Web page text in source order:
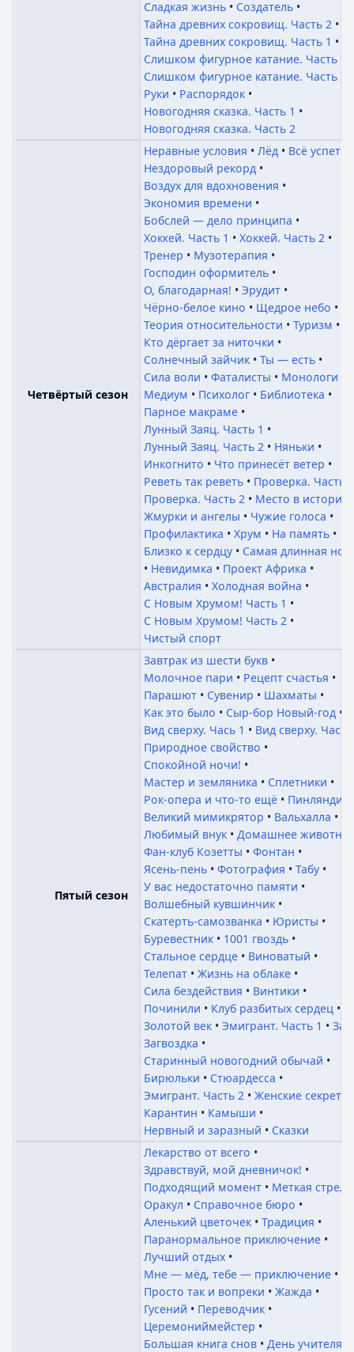
Сладкая жизнь
Создатель
Тайна древних сокровищ. Часть 2
Тайна древних сокровищ. Часть 1
Слишком фигурное катание. Часть 1
Слишком фигурное катание. Часть 2
Руки
Распорядок
Новогодняя сказка. Часть 1
Новогодняя сказка. Часть 2
Четвёртый сезон
Неравные условия Лёд
Всё успеть
Нездоровый рекорд
Воздух для вдохновения
Экономия времени
Бобслей — дело принципа
Хоккей. Часть 1
Хоккей. Часть 2
Тренер
Музотерапия
Господин оформитель
О, благодарная!
Эрудит
Чёрно-белое кино
Щедрое небо
Теория относительности
Туризм
Кто дёргает за ниточки
Солнечный зайчик
Ты — есть
Сила воли
Фаталисты
Монологи
Медиум
Психолог
Библиотека
Парное макраме
Лунный Заяц. Часть 1
Лунный Заяц. Часть 2
Няньки
Инкогнито
Что принесёт ветер
Реветь так реветь
Проверка. Часть 1
Проверка. Часть 2
Место в истории
Жмурки и ангелы
Чужие голоса
Профилактика
Хрум
На память
Близко к сердцу
Самая длинная
Невидимка
Проект Африка
Австралия
Холодная война
С Новым Хрумом! Часть 1
С Новым Хрумом! Часть 2
Чистый спорт
Пятый сезон
Завтрак из шести букв
Молочное пари
Рецепт счастья
Парашют
Сувенир
Шахматы
Как это было
Сыр-бор Новый-год
Вид сверху. Чась 1
Вид сверху. Чась
Природное свойство
Спокойной ночи!
Мастер и земляника
Сплетники
Рок-опера и что-то ещё
Пинляндия
Великий мимикрятор
Вальхалла
Любимый внук
Домашнее
Фан-клуб Козетты
Фонтан
Ясень-пень
Фотография
Табу
У вас недостаточно памяти
Волшебный кувшинчик
Скатерть-самозванка
Юристы
Буревестник
1001 гвоздь
Стальное сердце
Виноватый
Телепат
Жизнь на облаке
Сила бездействия
Винтики
Починили
Клуб разбитых сердец
Золотой век
Эмигрант. Часть 1
Заг
Загвоздка
Старинный новогодний обычай
Бирюльки
Стюардесса
Эмигрант. Часть 2
Женские секреты
Карантин
Камыши
Нервный и заразный
Сказки
Лекарство от всего
Здравствуй, мой дневничок!
Подходящий момент
Меткая стрела
Оракул
Справочное бюро
Аленький цветочек
Традиция
Паранормальное приключение
Лучший отдых
Мне — мёд, тебе — приключение
Просто так и вопреки
Жажда
Гусений
Переводчик
Церемониймейстер
Большая книга снов
День учителя